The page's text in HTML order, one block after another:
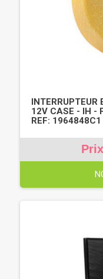
INTERRUPTEUR
12V CASE - IH -
REF: 1964848C1